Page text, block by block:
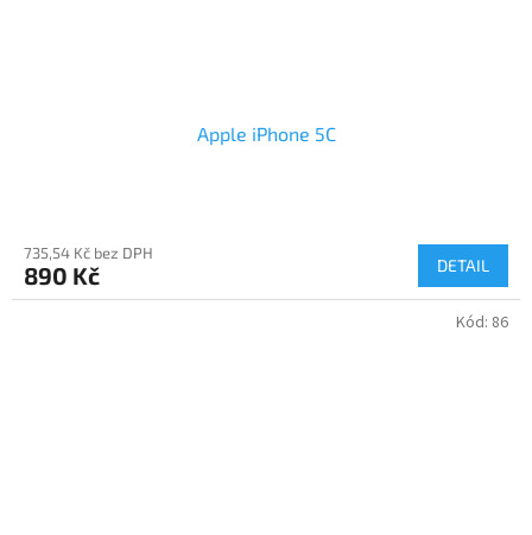
Apple iPhone 5C
735,54 Kč bez DPH
890 Kč DETAIL
Kód: 86